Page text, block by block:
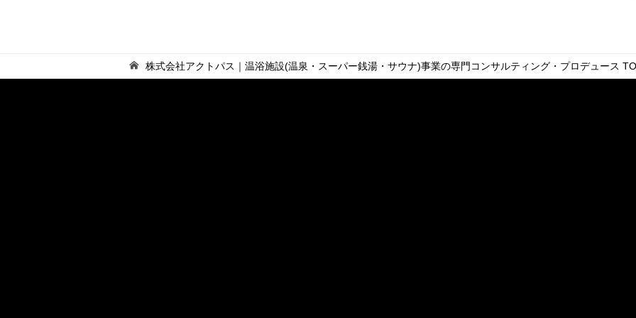
株式会社アクトパス｜温浴施設(温泉・スーパー銭湯・サウナ)事業の専門コンサルティング・プロデュース